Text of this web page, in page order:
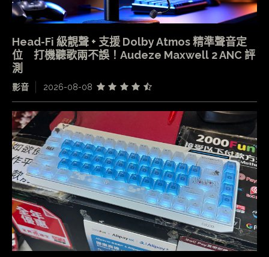
Head-Fi 級靚聲 + 支援 Dolby Atmos 精準聲音定
位 打機聽歌兩不誤！Audeze Maxwell 2 ANC 評
測
影音 2026-08-08